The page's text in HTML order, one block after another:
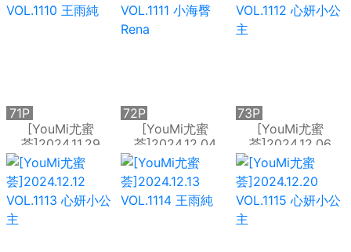
[YouMi尤蜜
荟]2024.11.29
VOL.1110 王雨純
71P
[YouMi尤蜜
荟]2024.12.04
VOL.1111 小海臀
Rena
72P
[YouMi尤蜜
荟]2024.12.06
VOL.1112 心妍小公
主
73P